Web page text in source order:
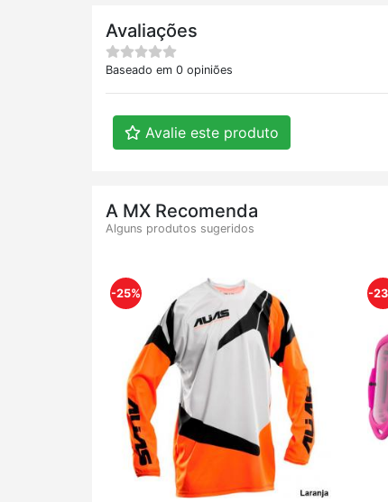
Avaliações
Baseado em 0 opiniões
Avalie este produto
A MX Recomenda
Alguns produtos sugeridos
-25% -